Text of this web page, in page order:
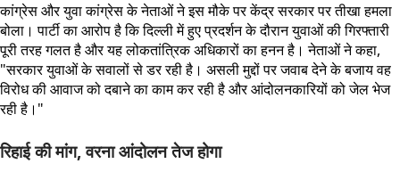
कांग्रेस और युवा कांग्रेस के नेताओं ने इस मौके पर केंद्र सरकार पर तीखा हमला
बोला। पार्टी का आरोप है कि दिल्ली में हुए प्रदर्शन के दौरान युवाओं की गिरफ्तारी
पूरी तरह गलत है और यह लोकतांत्रिक अधिकारों का हनन है। नेताओं ने कहा,
"सरकार युवाओं के सवालों से डर रही है। असली मुद्दों पर जवाब देने के बजाय वह
विरोध की आवाज को दबाने का काम कर रही है और आंदोलनकारियों को जेल भेज
रही है।"
रिहाई की मांग, वरना आंदोलन तेज होगा